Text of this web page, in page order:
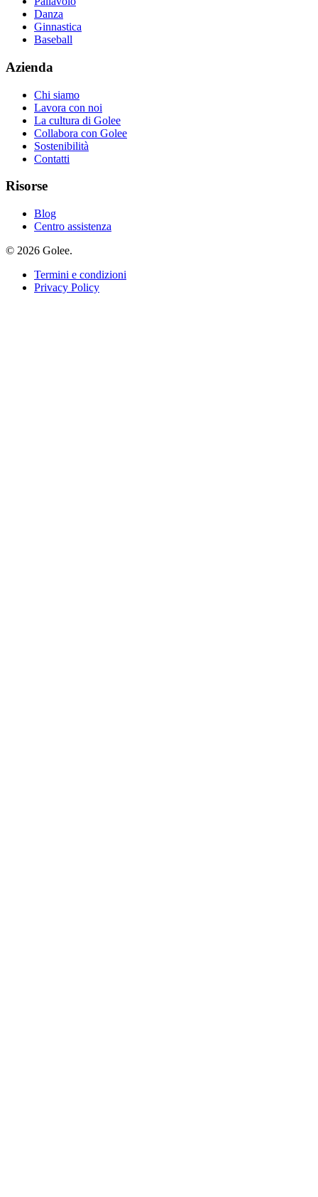
Danza
Ginnastica
Baseball
Azienda
Chi siamo
Lavora con noi
La cultura di Golee
Collabora con Golee
Sostenibilità
Contatti
Risorse
Blog
Centro assistenza
© 2026 Golee.
Termini e condizioni
Privacy Policy